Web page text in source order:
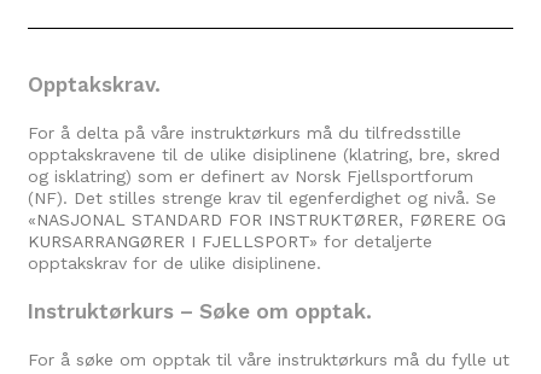
Opptakskrav.
For å delta på våre instruktørkurs må du tilfredsstille
opptakskravene til de ulike disiplinene (klatring, bre, skred
og isklatring) som er definert av Norsk Fjellsportforum
(NF). Det stilles strenge krav til egenferdighet og nivå. Se
«NASJONAL STANDARD FOR INSTRUKTØRER, FØRERE OG
KURSARRANGØRER I FJELLSPORT» for detaljerte
opptakskrav for de ulike disiplinene.
Instruktørkurs – Søke om opptak.
For å søke om opptak til våre instruktørkurs må du fylle ut